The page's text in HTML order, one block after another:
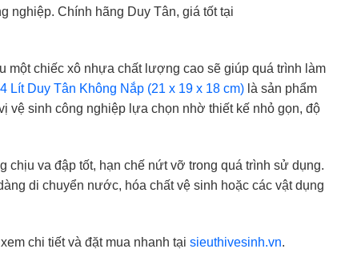
nghiệp. Chính hãng Duy Tân, giá tốt tại
một chiếc xô nhựa chất lượng cao sẽ giúp quá trình làm
Lít Duy Tân Không Nắp (21 x 19 x 18 cm) là sản phẩm
vệ sinh công nghiệp lựa chọn nhờ thiết kế nhỏ gọn, độ
va đập tốt, hạn chế nứt vỡ trong quá trình sử dụng.
di chuyển nước, hóa chất vệ sinh hoặc các vật dụng
chi tiết và đặt mua nhanh tại sieuthivesinh.vn.